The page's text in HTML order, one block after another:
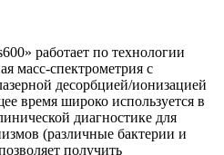
работает по технологии
масс-спектрометрия с
десорбцией/ионизацией
время широко используется в
диагностике для
(различные бактерии и
получить